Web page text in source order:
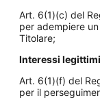
Art. 6(1)(c) del
per adempiere
Titolare;
Interessi
Art. 6(1)(f) del
per il